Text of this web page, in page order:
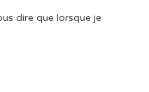
dire que lorsque je